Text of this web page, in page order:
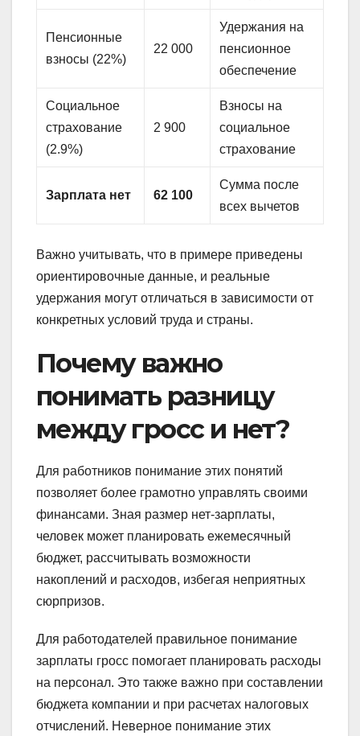
Пенсионные
взносы (22%)
22 000
Удержания на
пенсионное
обеспечение
Социальное
страхование
(2.9%)
2 900
Взносы на
социальное
страхование
Зарплата нет 62 100
Сумма после
всех вычетов
Важно учитывать, что в примере приведены
ориентировочные данные, и реальные
удержания могут отличаться в зависимости от
конкретных условий труда и страны.
Почему важно
понимать разницу
между гросс и нет?
Для работников понимание этих понятий
позволяет более грамотно управлять своими
финансами. Зная размер нет-зарплаты,
человек может планировать ежемесячный
бюджет, рассчитывать возможности
накоплений и расходов, избегая неприятных
сюрпризов.
Для работодателей правильное понимание
зарплаты гросс помогает планировать расходы
на персонал. Это также важно при составлении
бюджета компании и при расчетах налоговых
отчислений. Неверное понимание этих